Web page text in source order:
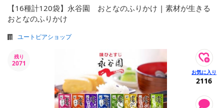
【16種計120袋】永谷園 おとなのふりかけ | 素材が生きる
おとなのふりかけ
ユートピアショップ
残り
2071
2116